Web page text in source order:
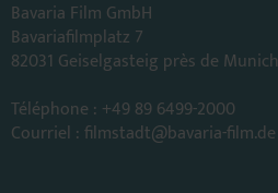
Bavaria Film GmbH
Bavariafilmplatz 7
82031 Geiselgasteig près de Munich
Téléphone : +49 89 6499-2000
Courriel : filmstadt@bavaria-film.de